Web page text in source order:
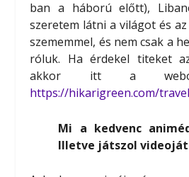
ban a háború előtt),
szeretem látni a világot és
szememmel, és nem csak a
róluk. Ha érdekel titeket
akkor itt a
https://hikarigreen.com/
Mi a kedvenc
Illetve játszol